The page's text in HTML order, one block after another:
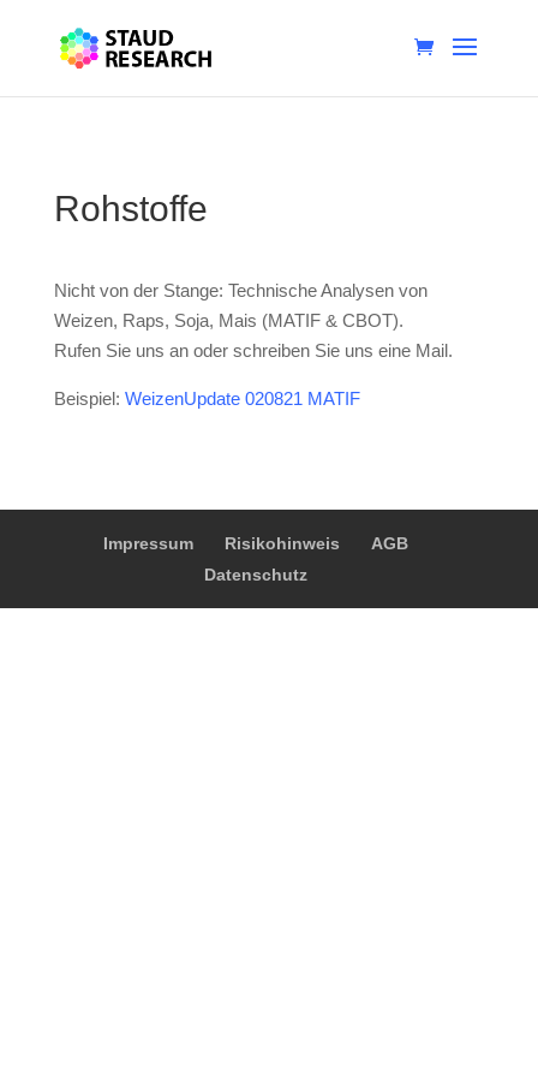
Rohstoffe
Nicht von der Stange: Technische Analysen von
Weizen, Raps, Soja, Mais (MATIF & CBOT).
Rufen Sie uns an oder schreiben Sie uns eine Mail.
Beispiel: WeizenUpdate 020821 MATIF
Impressum Risikohinweis
AGB
Datenschutz